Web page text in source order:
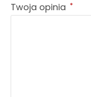
Twoja opinia *